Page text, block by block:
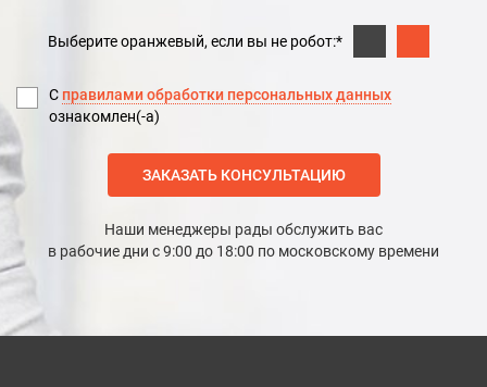
Выберите оранжевый, если вы не робот:*
С правилами обработки персональных данных
ознакомлен(-а)
ЗАКАЗАТЬ КОНСУЛЬТАЦИЮ
Наши менеджеры рады обслужить вас
в рабочие дни с 9:00 до 18:00 по московскому времени